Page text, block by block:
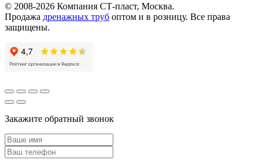
© 2008-2026 Компания СТ-пласт, Москва.
Продажа дренажных труб оптом и в розницу. Все права
защищены.
Закажите обратный звонок